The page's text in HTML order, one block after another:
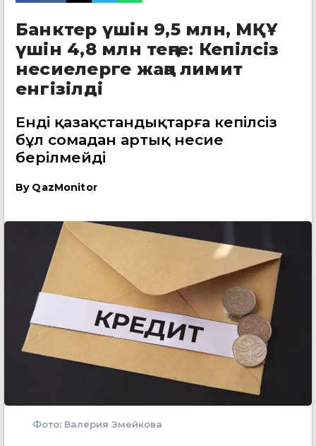
Банктер үшін 9,5 млн, МҚҰ
үшін 4,8 млн теңге: Кепілсіз
несиелерге жаңа лимит
енгізілді
Енді қазақстандықтарға кепілсіз
бұл сомадан артық несие
берілмейді
By QazMonitor
Фото: Валерия Змейкова